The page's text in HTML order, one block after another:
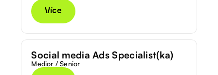
Více
Social media Ads Specialist(ka)
Medior / Senior